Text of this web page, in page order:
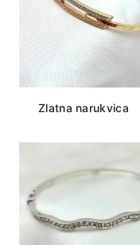
Zlatna narukvica